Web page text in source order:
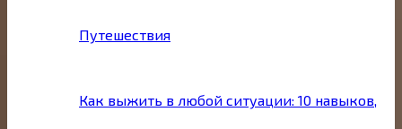
Путешествия
Как выжить в любой ситуации: 10 навыков,